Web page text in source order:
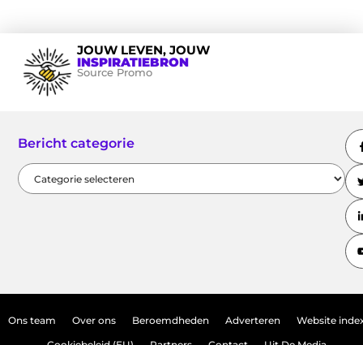
JOUW LEVEN, JOUW
INSPIRATIEBRON
Source Promo
Bericht categorie
Ons team Over ons Beroemdheden Adverteren Website